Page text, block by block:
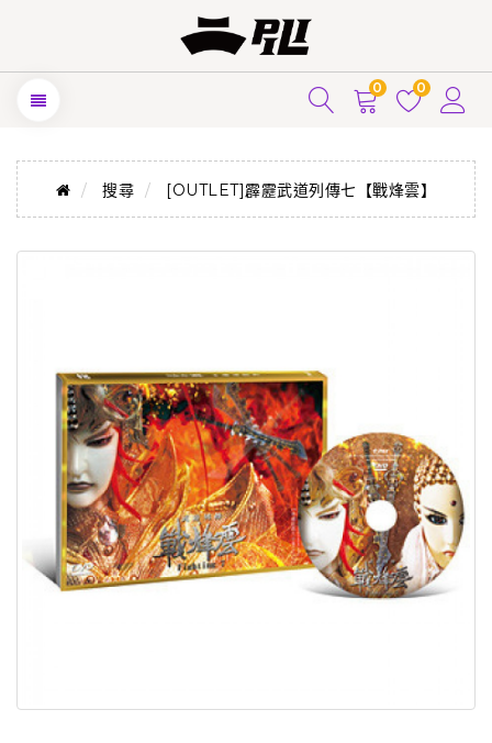
0 0
搜尋 [OUTLET]霹靂武道列傳七【戰烽雲】